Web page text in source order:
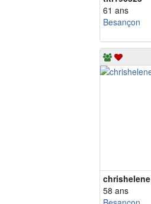
61 ans
Besançon
chrishelene
58 ans